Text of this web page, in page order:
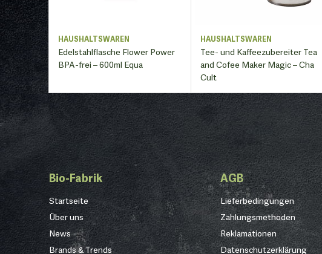
HAUSHALTSWAREN
Edelstahlflasche Flower Power
BPA-frei – 600ml Equa
HAUSHALTSWAREN
Tee- und Kaffeezubereiter Tea
and Cofee Maker Magic – Cha
Cult
Bio-Fabrik
Startseite
Über uns
News
Brands & Trends
AGB
Lieferbedingungen
Zahlungsmethoden
Reklamationen
Datenschutzerklärung